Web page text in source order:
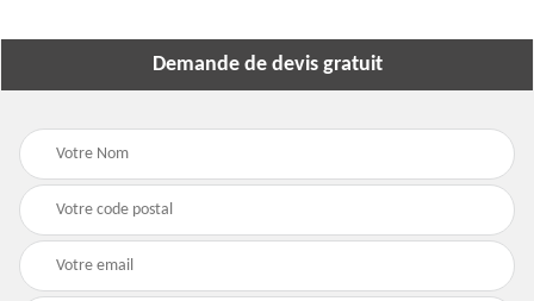
Demande de devis gratuit